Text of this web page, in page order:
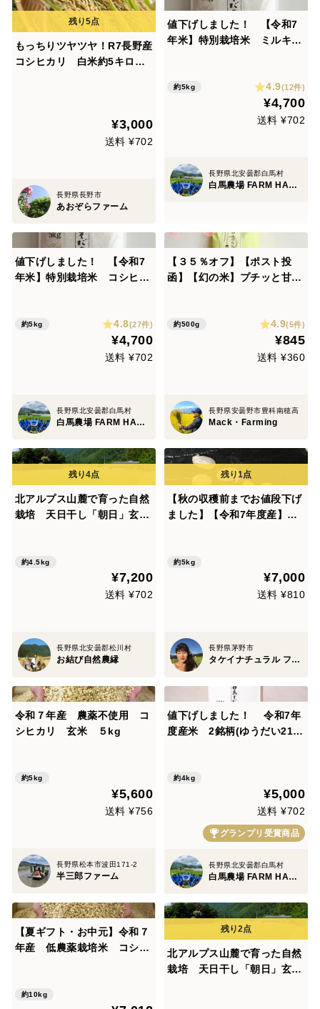
もっちりツヤツヤ！R7長野産
コシヒカリ 白米約5キロ
¥3,000
送料 ¥702
長野県長野市
あおぞらファーム
値下げしました！ 【令和7
年米】特別栽培米 ミルキー
約5kg 4.9(12件)
¥4,700
送料 ¥702
長野県北安曇郡白馬村
白馬農場 FARM HAKUBA
値下げしました！ 【令和7
年米】特別栽培米 コシヒカ
約5kg 4.8(27件)
¥4,700
送料 ¥702
長野県北安曇郡白馬村
白馬農場 FARM HAKUBA
【３５％オフ】【ポスト投
函】【幻の米】プチッと甘み
米】特別栽培米
約500g 4.9(5件)
¥845
送料 ¥360
長野県安曇野市豊科南穂高
Mack・Farming
北アルプス山麓で育った自然
栽培 天日干し「朝日」玄米
約4.5kg
¥7,200
送料 ¥702
長野県北安曇郡松川村
お結び自然農縁
【秋の収穫前までお値段下げ
ました】【令和7年度産】完
乾燥。うるち米 玄米（コシヒ
約5kg
¥7,000
送料 ¥810
長野県茅野市
タケイナチュラル ファーム
令和７年産 農薬不使用 コ
シヒカリ 玄米 ５kg
約5kg
¥5,600
送料 ¥756
長野県松本市波田171-2
半三郎ファーム
値下げしました！ 令和7年
度産米 2銘柄(ゆうだい21&
注目の新品種部門 銅賞受賞】
特別栽培米 令和3年度～
特別優秀賞を連続受賞！！
約4kg
¥5,000
送料 ¥702
グランプリ受賞商品
長野県北安曇郡白馬村
白馬農場 FARM HAKUBA
【夏ギフト・お中元】令和７
年産 低農薬栽培米 コシヒ
約10kg
北アルプス山麓で育った自然
栽培 天日干し「朝日」玄米